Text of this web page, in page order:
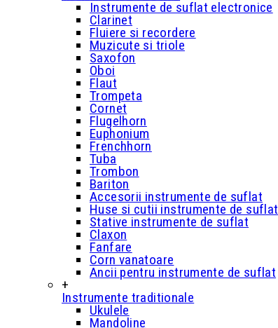
Instrumente de suflat electronice
Clarinet
Fluiere si recordere
Muzicute si triole
Saxofon
Oboi
Flaut
Trompeta
Cornet
Flugelhorn
Euphonium
Frenchhorn
Tuba
Trombon
Bariton
Accesorii instrumente de suflat
Huse si cutii instrumente de suflat
Stative instrumente de suflat
Claxon
Fanfare
Corn vanatoare
Ancii pentru instrumente de suflat
+
Instrumente traditionale
Ukulele
Mandoline